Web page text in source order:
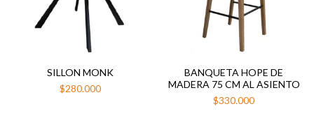
SILLON MONK
$280.000
BANQUETA HOPE DE
MADERA 75 CM AL ASIENTO
$330.000